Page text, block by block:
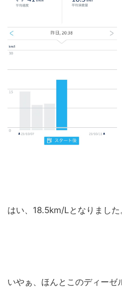
はい、18.5km/Lとなりました
いやぁ、ほんとこのディーゼ